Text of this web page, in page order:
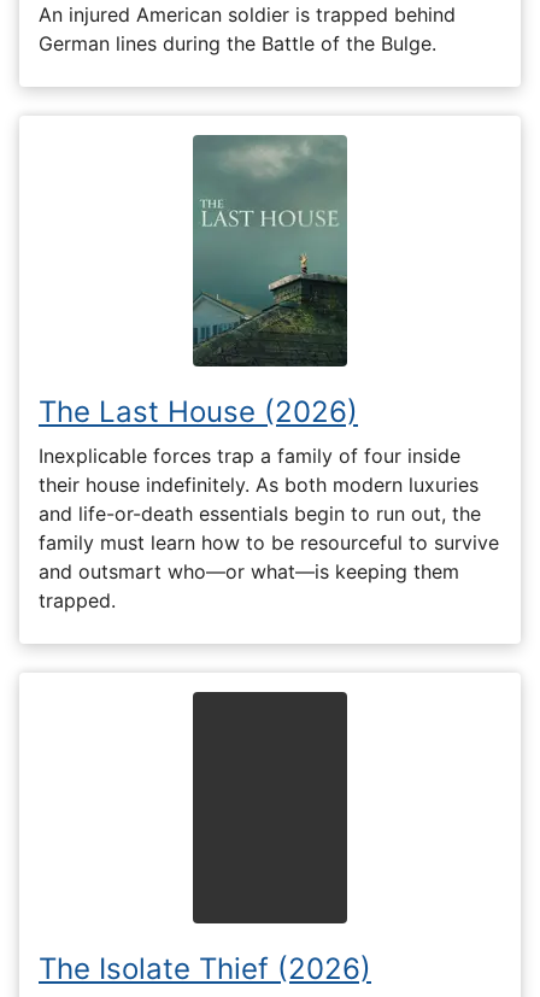
An injured American soldier is trapped behind
German lines during the Battle of the Bulge.
The Last House (2026)
Inexplicable forces trap a family of four inside
their house indefinitely. As both modern luxuries
and life-or-death essentials begin to run out, the
family must learn how to be resourceful to survive
and outsmart who—or what—is keeping them
trapped.
The Isolate Thief (2026)